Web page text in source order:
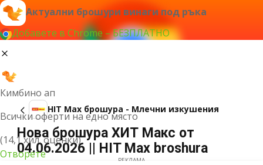
Актуални брошури винаги под ръка
Добавете в Chrome – БЕЗПЛАТНО
Кимбино ап
Всички оферти на едно място
(14,1 хил. оценки)
Отворете
HIT Max брошура - Млечни изкушения
Нова брошура ХИТ Макс от
04.06.2026 || HIT Max broshura
РЕКЛАМА